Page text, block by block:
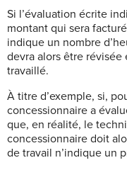
Si l’évaluation écrite
montant qui sera
indique un nombre
devra alors être
travaillé.
À titre d’exemple, si,
concessionnaire a
que, en réalité, le
concessionnaire doit
de travail n’indique un